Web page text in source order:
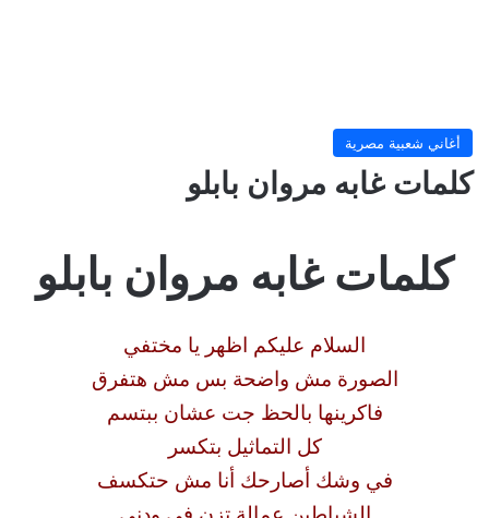
أغاني شعبية مصرية
كلمات غابه مروان بابلو
كلمات غابه مروان بابلو
السلام عليكم اظهر يا مختفي
الصورة مش واضحة بس مش هتفرق
فاكرينها بالحظ جت عشان ببتسم
كل التماثيل بتكسر
في وشك أصارحك أنا مش حتكسف